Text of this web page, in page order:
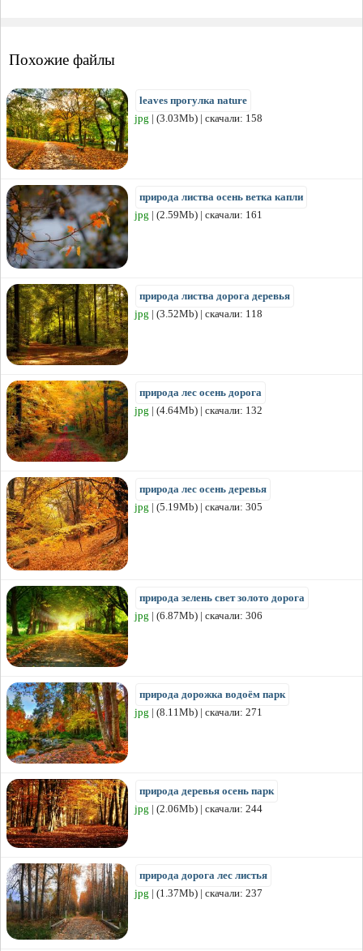
Похожие файлы
leaves прогулка nature
jpg | (3.03Mb) | скачали: 158
природа листва осень ветка капли
jpg | (2.59Mb) | скачали: 161
природа листва дорога деревья
jpg | (3.52Mb) | скачали: 118
природа лес осень дорога
jpg | (4.64Mb) | скачали: 132
природа лес осень деревья
jpg | (5.19Mb) | скачали: 305
природа зелень свет золото дорога
jpg | (6.87Mb) | скачали: 306
природа дорожка водоём парк
jpg | (8.11Mb) | скачали: 271
природа деревья осень парк
jpg | (2.06Mb) | скачали: 244
природа дорога лес листья
jpg | (1.37Mb) | скачали: 237